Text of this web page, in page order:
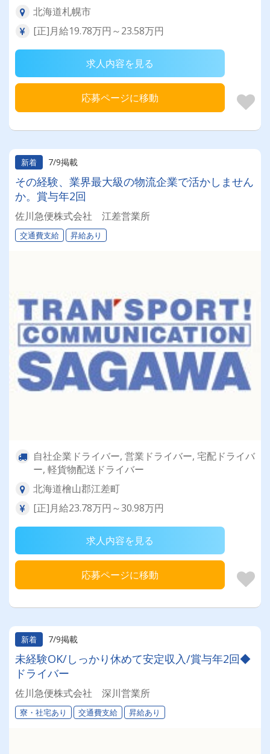
北海道札幌市
[正]月給19.78万円～23.58万円
求人内容を見る
応募ページに移動
新着 7/9掲載
その経験、業界最大級の物流企業で活かしません
か。賞与年2回
佐川急便株式会社 江差営業所
交通費支給 昇給あり
自社企業ドライバー, 営業ドライバー, 宅配ドライバ
ー, 軽貨物配送ドライバー
北海道檜山郡江差町
[正]月給23.78万円～30.98万円
求人内容を見る
応募ページに移動
新着 7/9掲載
未経験OK/しっかり休めて安定収入/賞与年2回◆
ドライバー
佐川急便株式会社 深川営業所
寮・社宅あり 交通費支給 昇給あり